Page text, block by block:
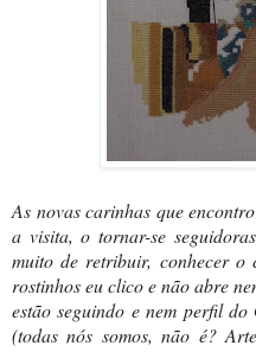
As novas carinhas que
a visita, o tornar-se
muito de retribuir, conhecer o
rostinhos eu clico e não abre
estão seguindo e nem perfil
(todas nós somos, não é?